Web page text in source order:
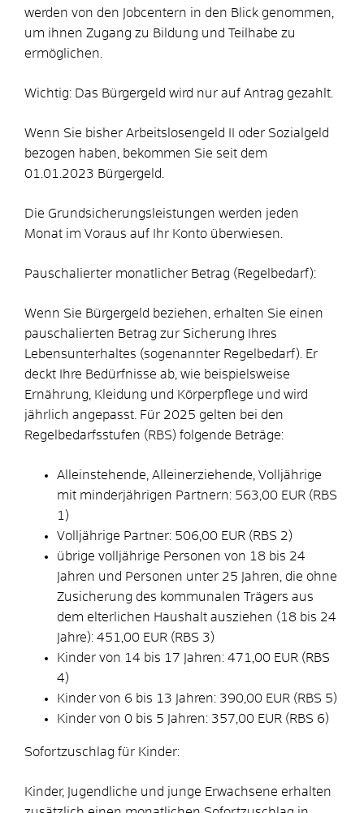
werden von den Jobcentern in den Blick genommen,
um ihnen Zugang zu Bildung und Teilhabe zu
ermöglichen.
Wichtig: Das Bürgergeld wird nur auf Antrag gezahlt.
Wenn Sie bisher Arbeitslosengeld II oder Sozialgeld
bezogen haben, bekommen Sie seit dem
01.01.2023 Bürgergeld.
Die Grundsicherungsleistungen werden jeden
Monat im Voraus auf Ihr Konto überwiesen.
Pauschalierter monatlicher Betrag (Regelbedarf):
Wenn Sie Bürgergeld beziehen, erhalten Sie einen
pauschalierten Betrag zur Sicherung Ihres
Lebensunterhaltes (sogenannter Regelbedarf). Er
deckt Ihre Bedürfnisse ab, wie beispielsweise
Ernährung, Kleidung und Körperpflege und wird
jährlich angepasst. Für 2025 gelten bei den
Regelbedarfsstufen (RBS) folgende Beträge:
Alleinstehende, Alleinerziehende, Volljährige
mit minderjährigen Partnern: 563,00 EUR (RBS
1)
Volljährige Partner: 506,00 EUR (RBS 2)
übrige volljährige Personen von 18 bis 24
Jahren und Personen unter 25 Jahren, die ohne
Zusicherung des kommunalen Trägers aus
dem elterlichen Haushalt ausziehen (18 bis 24
Jahre): 451,00 EUR (RBS 3)
Kinder von 14 bis 17 Jahren: 471,00 EUR (RBS
4)
Kinder von 6 bis 13 Jahren: 390,00 EUR (RBS 5)
Kinder von 0 bis 5 Jahren: 357,00 EUR (RBS 6)
Sofortzuschlag für Kinder:
Kinder, Jugendliche und junge Erwachsene erhalten